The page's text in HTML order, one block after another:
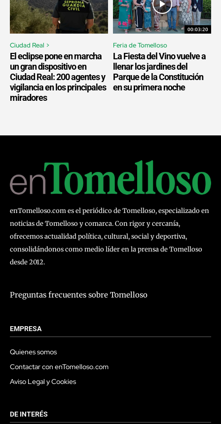
Ciudad Real >
El eclipse pone en marcha
un gran dispositivo en
Ciudad Real: 200 agentes y
vigilancia en los principales
miradores
00:03:20
Feria de Tomelloso
La Fiesta del Vino vuelve a
llenar los jardines del
Parque de la Constitución
en su primera noche
enTomelloso.com es el periódico de Tomelloso, especializado en
noticias de Tomelloso y comarca. Con rigor y cercanía,
ofrecemos actualidad política, cultural, social y deportiva,
consolidándonos como medio líder en la prensa de Tomelloso
desde 2012.
Preguntas frecuentes sobre Tomelloso
EMPRESA
Quienes somos
Contactar con enTomelloso.com
Aviso Legal y Cookies
DE INTERÉS